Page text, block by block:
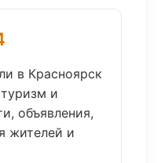
в Красноярск
и
объявления,
жителей и